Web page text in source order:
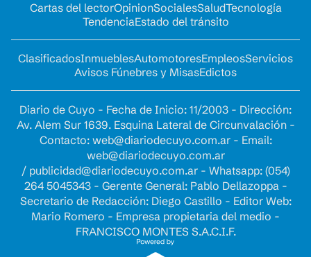
Cartas del lectorOpinionSocialesSaludTecnología
TendenciaEstado del tránsito
ClasificadosInmueblesAutomotoresEmpleosServicios
Avisos Fúnebres y MisasEdictos
Diario de Cuyo - Fecha de Inicio: 11/2003 - Dirección:
Av. Alem Sur 1639. Esquina Lateral de Circunvalación -
Contacto: web@diariodecuyo.com.ar- Email:
web@diariodecuyo.com.ar
/ publicidad@diariodecuyo.com.ar- Whatsapp: (054)
264 5045343 - Gerente General: Pablo Dellazoppa -
Secretario de Redacción: Diego Castillo - Editor Web:
Mario Romero - Empresa propietaria del medio -
FRANCISCO MONTES S.A.C.I.F.